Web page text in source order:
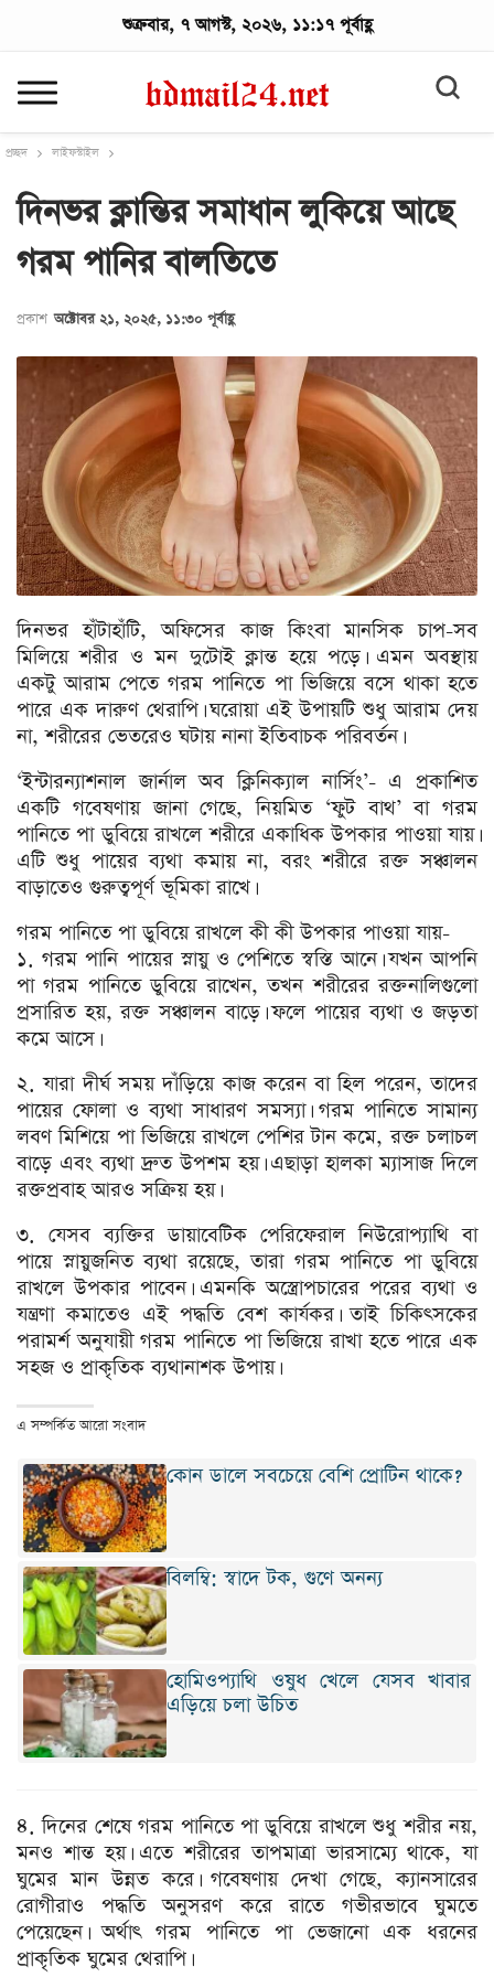
শুক্রবার, ৭ আগস্ট, ২০২৬, ১১:১৭ পূর্বাহ্ণ
প্রচ্ছদ লাইফস্টাইল
দিনভর ক্লান্তির সমাধান লুকিয়ে আছে
গরম পানির বালতিতে
প্রকাশ অক্টোবর ২১, ২০২৫, ১১:৩০ পূর্বাহ্ণ
দিনভর হাঁটাহাঁটি, অফিসের কাজ কিংবা মানসিক চাপ-সব
মিলিয়ে শরীর ও মন দুটোই ক্লান্ত হয়ে পড়ে। এমন অবস্থায়
একটু আরাম পেতে গরম পানিতে পা ভিজিয়ে বসে থাকা হতে
পারে এক দারুণ থেরাপি। ঘরোয়া এই উপায়টি শুধু আরাম দেয়
না, শরীরের ভেতরেও ঘটায় নানা ইতিবাচক পরিবর্তন।
‘ইন্টারন্যাশনাল জার্নাল অব ক্লিনিক্যাল নার্সিং’- এ প্রকাশিত
একটি গবেষণায় জানা গেছে, নিয়মিত ‘ফুট বাথ’ বা গরম
পানিতে পা ডুবিয়ে রাখলে শরীরে একাধিক উপকার পাওয়া যায়।
এটি শুধু পায়ের ব্যথা কমায় না, বরং শরীরে রক্ত সঞ্চালন
বাড়াতেও গুরুত্বপূর্ণ ভূমিকা রাখে।
গরম পানিতে পা ডুবিয়ে রাখলে কী কী উপকার পাওয়া যায়-
১. গরম পানি পায়ের স্নায়ু ও পেশিতে স্বস্তি আনে। যখন আপনি
পা গরম পানিতে ডুবিয়ে রাখেন, তখন শরীরের রক্তনালিগুলো
প্রসারিত হয়, রক্ত সঞ্চালন বাড়ে। ফলে পায়ের ব্যথা ও জড়তা
কমে আসে।
২. যারা দীর্ঘ সময় দাঁড়িয়ে কাজ করেন বা হিল পরেন, তাদের
পায়ের ফোলা ও ব্যথা সাধারণ সমস্যা। গরম পানিতে সামান্য
লবণ মিশিয়ে পা ভিজিয়ে রাখলে পেশির টান কমে, রক্ত চলাচল
বাড়ে এবং ব্যথা দ্রুত উপশম হয়। এছাড়া হালকা ম্যাসাজ দিলে
রক্তপ্রবাহ আরও সক্রিয় হয়।
৩. যেসব ব্যক্তির ডায়াবেটিক পেরিফেরাল নিউরোপ্যাথি বা
পায়ে স্নায়ুজনিত ব্যথা রয়েছে, তারা গরম পানিতে পা ডুবিয়ে
রাখলে উপকার পাবেন। এমনকি অস্ত্রোপচারের পরের ব্যথা ও
যন্ত্রণা কমাতেও এই পদ্ধতি বেশ কার্যকর। তাই চিকিৎসকের
পরামর্শ অনুযায়ী গরম পানিতে পা ভিজিয়ে রাখা হতে পারে এক
সহজ ও প্রাকৃতিক ব্যথানাশক উপায়।
এ সম্পর্কিত আরো সংবাদ
কোন ডালে সবচেয়ে বেশি প্রোটিন থাকে?
বিলম্বি: স্বাদে টক, গুণে অনন্য
হোমিওপ্যাথি ওষুধ খেলে যেসব খাবার
এড়িয়ে চলা উচিত
৪. দিনের শেষে গরম পানিতে পা ডুবিয়ে রাখলে শুধু শরীর নয়,
মনও শান্ত হয়। এতে শরীরের তাপমাত্রা ভারসাম্যে থাকে, যা
ঘুমের মান উন্নত করে। গবেষণায় দেখা গেছে, ক্যানসারের
রোগীরাও পদ্ধতি অনুসরণ করে রাতে গভীরভাবে ঘুমতে
পেয়েছেন। অর্থাৎ গরম পানিতে পা ভেজানো এক ধরনের
প্রাকৃতিক ঘুমের থেরাপি।